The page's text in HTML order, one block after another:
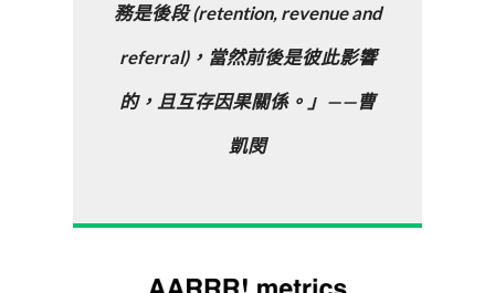
務是後段 (retention, revenue and
referral)，當然前後是彼此影響
的，且互存因果關係。」——曹
凱閔